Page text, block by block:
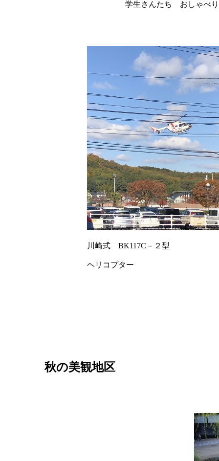
学生さんたち おしゃべ
川崎式 BK117C－２型
ヘリコプター
秋の美観地区